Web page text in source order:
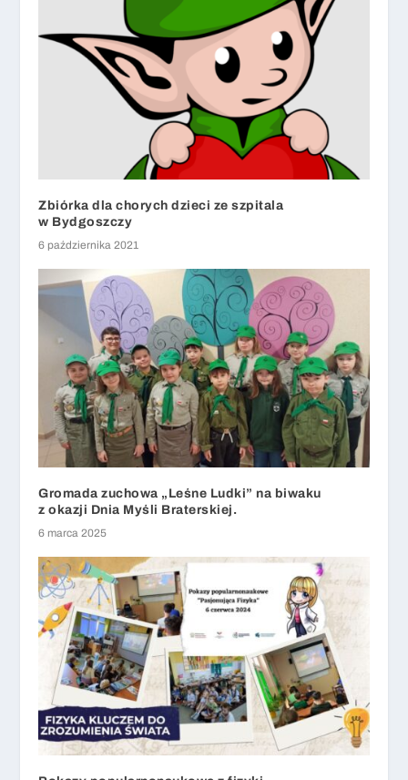
Zbiórka dla chorych dzieci ze szpitala
w Bydgoszczy
6 października 2021
Gromada zuchowa „Leśne Ludki” na biwaku
z okazji Dnia Myśli Braterskiej.
6 marca 2025